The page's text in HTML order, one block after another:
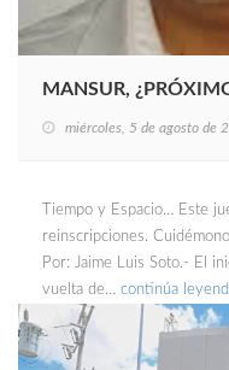
MANSUR,
miércoles, 5 de agosto de
Tiempo y Espacio… Este
reinscripciones.
Por: Jaime Luis Soto.- El
vuelta de… continúa